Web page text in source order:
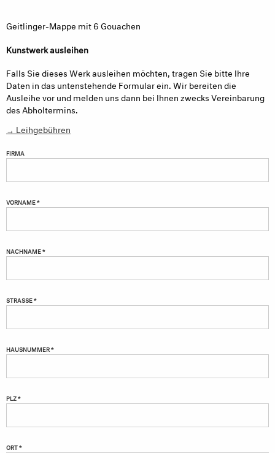
Geitlinger-Mappe mit 6 Gouachen
Kunstwerk ausleihen
Falls Sie dieses Werk ausleihen möchten, tragen Sie bitte Ihre
Daten in das untenstehende Formular ein. Wir bereiten die
Ausleihe vor und melden uns dann bei Ihnen zwecks Vereinbarung
des Abholtermins.
→ Leihgebühren
FIRMA
VORNAME *
NACHNAME *
STRASSE *
HAUSNUMMER *
PLZ *
ORT *